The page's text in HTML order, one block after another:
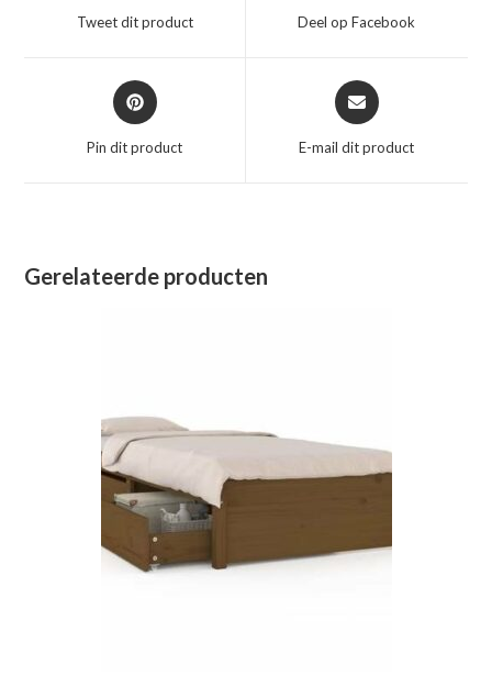
nieuw
Tweet dit product
nieuw
Deel op Facebook
Opent
in
nieuw
Pin dit product
Opent
in
nieuw
E-mail dit product
Gerelateerde producten